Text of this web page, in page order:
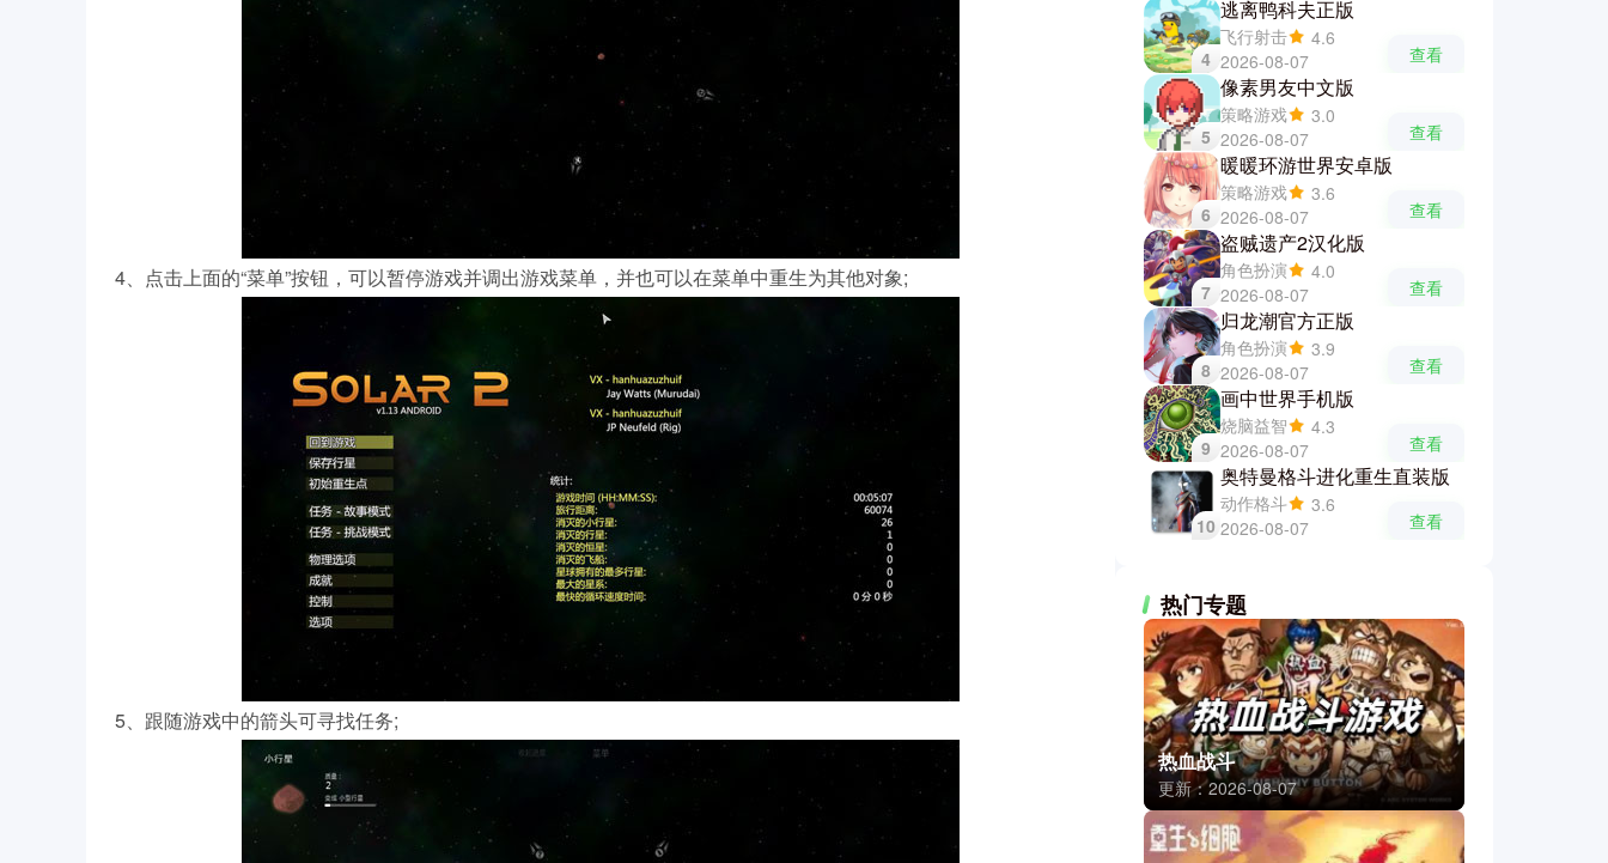
4、点击上面的“菜单”按钮，可以暂停游戏并调出游戏菜单，并也可以在菜单中重生为其他对象;
5、跟随游戏中的箭头可寻找任务;
4
逃离鸭科夫正版
飞行射击
4.6
2026-08-07
查看
5
像素男友中文版
策略游戏
3.0
2026-08-07
查看
6
暖暖环游世界安卓版
策略游戏
3.6
2026-08-07
查看
7
盗贼遗产2汉化版
角色扮演
4.0
2026-08-07
查看
8
归龙潮官方正版
角色扮演
3.9
2026-08-07
查看
9
画中世界手机版
烧脑益智
4.3
2026-08-07
查看
10
奥特曼格斗进化重生直装版
动作格斗
3.6
2026-08-07
查看
热门专题
热血战斗
更新：2026-08-07